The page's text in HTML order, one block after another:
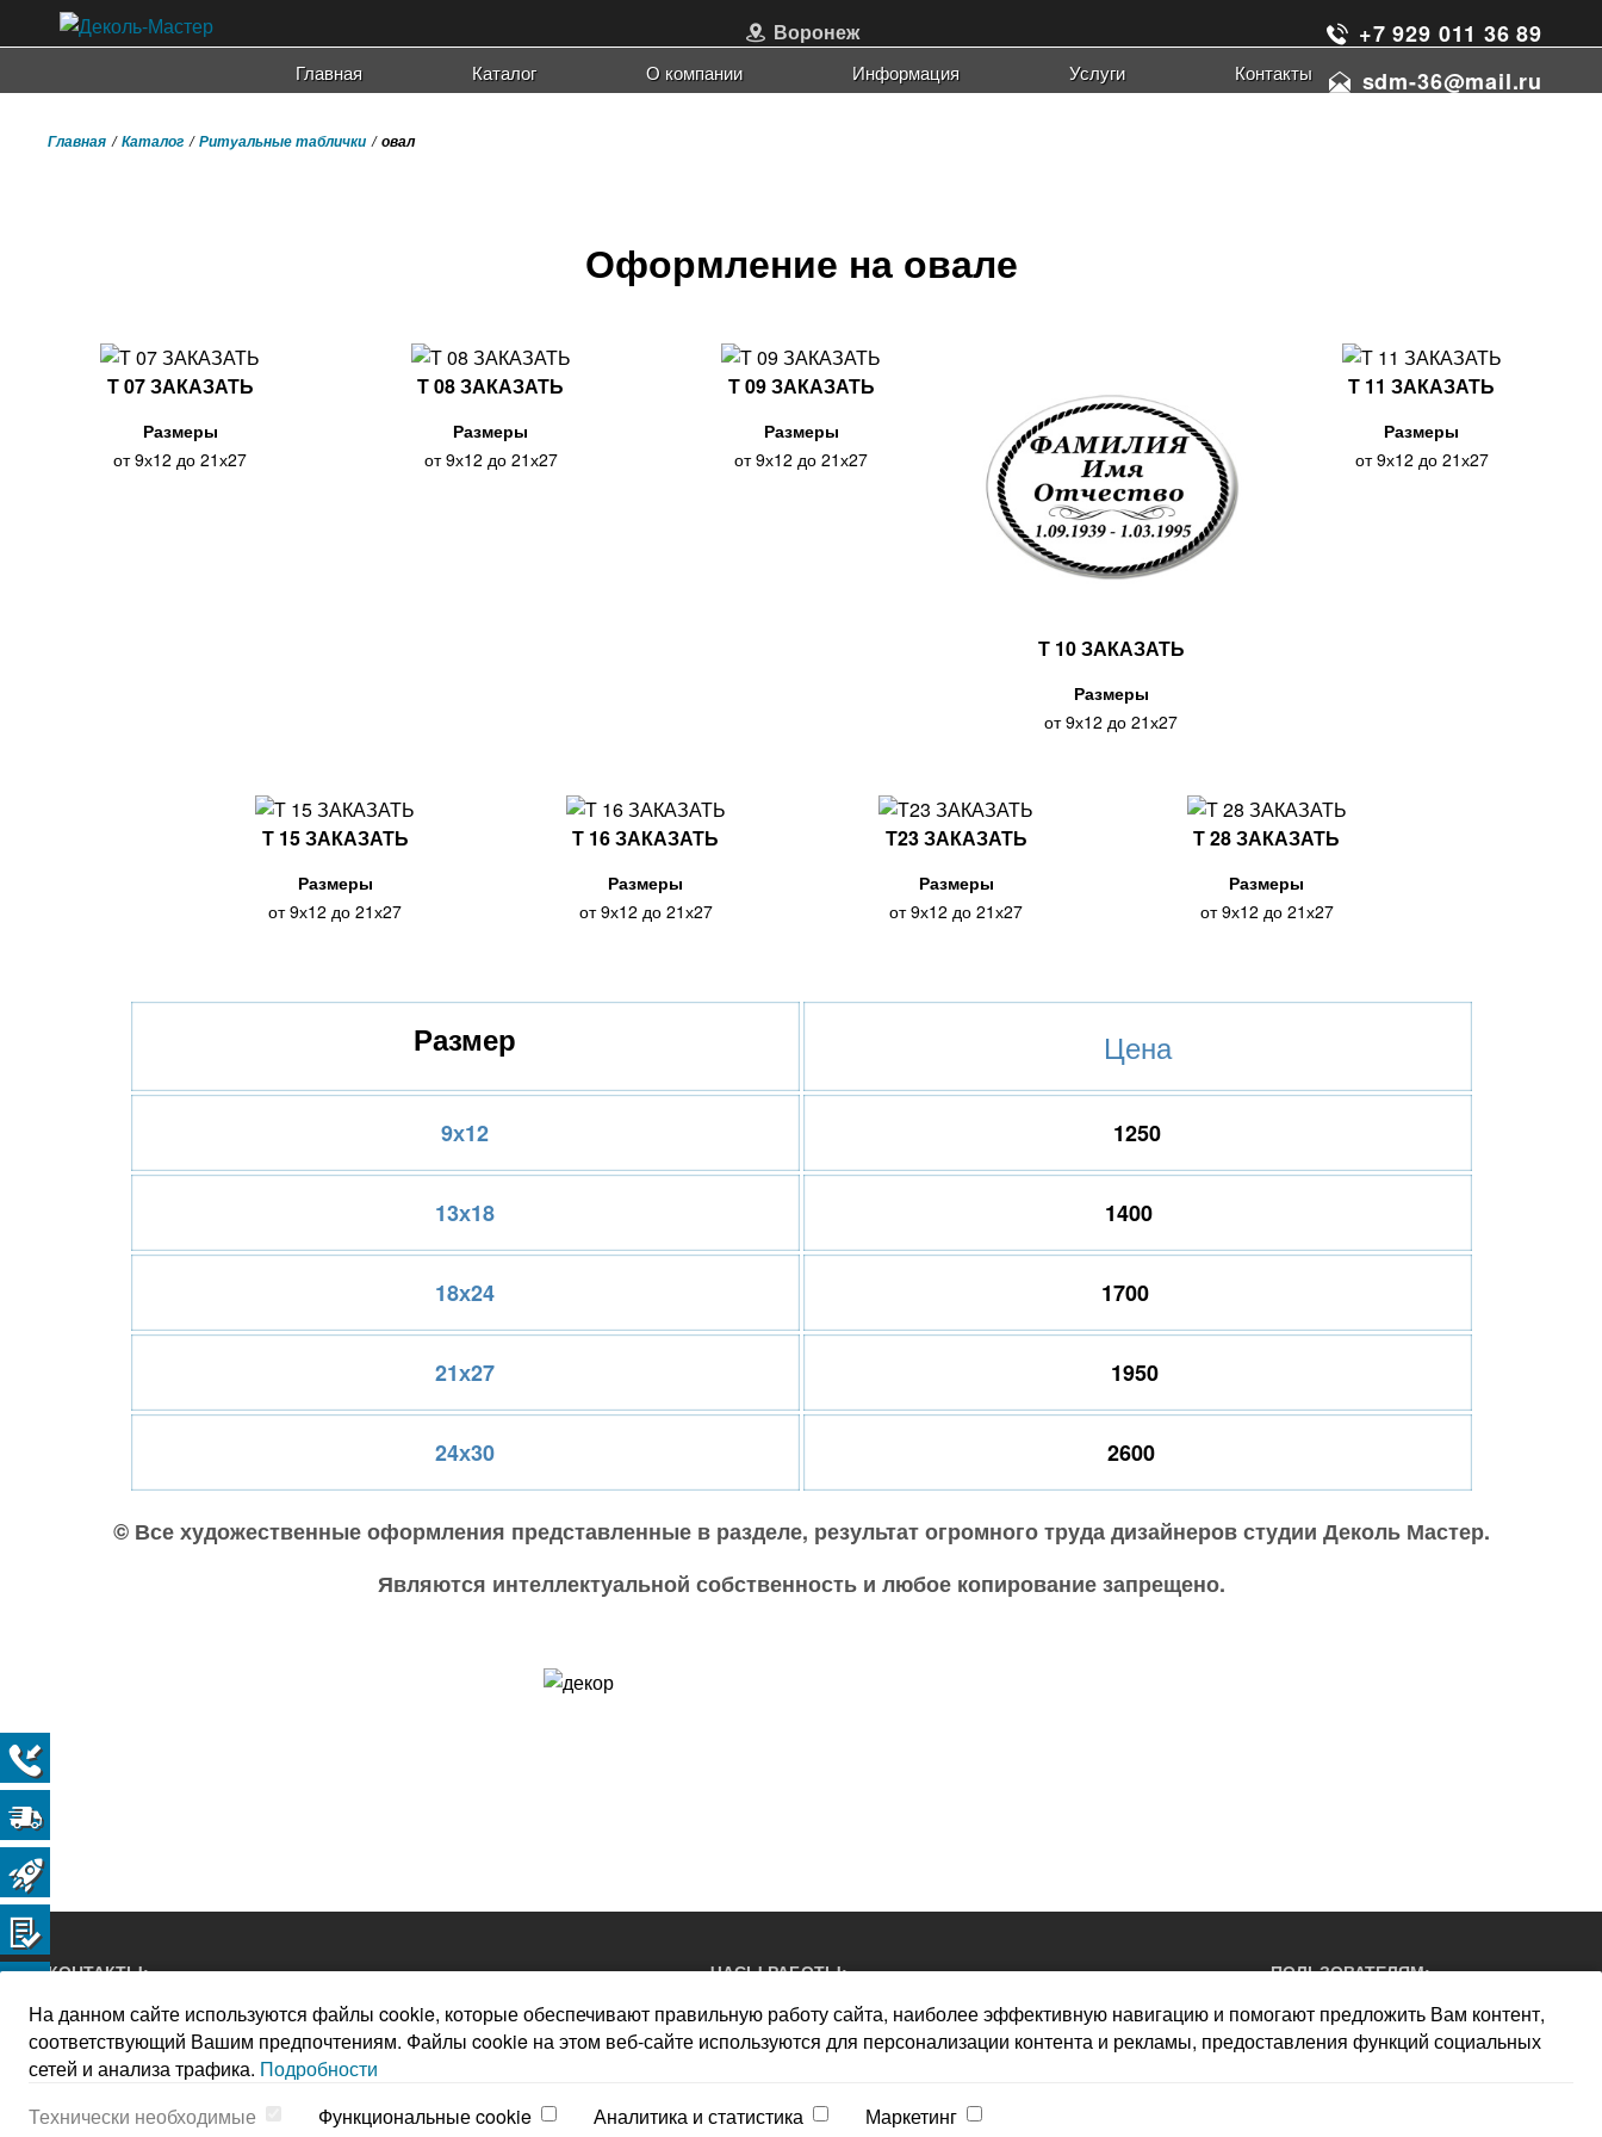
Воронеж
Офис ЗАКРЫТ
+7 929 011 36 89
sdm-36@mail.ru
Главная Каталог О компании Информация Услуги Контакты
Главная Каталог Ритуальные таблички овал
Оформление на овале
Т 07 ЗАКАЗАТЬ
Размеры
от 9х12 до 21х27
Т 08 ЗАКАЗАТЬ
Размеры
от 9х12 до 21х27
Т 09 ЗАКАЗАТЬ
Размеры
от 9х12 до 21х27
Т 10 ЗАКАЗАТЬ
Размеры
от 9х12 до 21х27
Т 11 ЗАКАЗАТЬ
Размеры
от 9х12 до 21х27
Т 15 ЗАКАЗАТЬ
Размеры
от 9х12 до 21х27
Т 16 ЗАКАЗАТЬ
Размеры
от 9х12 до 21х27
Т23 ЗАКАЗАТЬ
Размеры
от 9х12 до 21х27
Т 28 ЗАКАЗАТЬ
Размеры
от 9х12 до 21х27
Размер Цена
9х12 1250
13х18 1400
18х24 1700
21х27 1950
24х30 2600
© Все художественные оформления представленные в разделе, результат огромного труда дизайнеров студии Деколь Мастер.
Являются интеллектуальной собственность и любое копирование запрещено.
КОНТАКТЫ:
+7 929 011 36 89
+7 901 993 91 31
ЧАСЫ РАБОТЫ:
пн - пт: 10.00-18.00
ПОЛЬЗОВАТЕЛЯМ:
Карта сайта
На данном сайте используются файлы cookie, которые обеспечивают правильную работу сайта, наиболее эффективную навигацию и помогают предложить Вам контент,
соответствующий Вашим предпочтениям. Файлы cookie на этом веб-сайте используются для персонализации контента и рекламы, предоставления функций социальных
сетей и анализа трафика. Подробности
Технически необходимые
Функциональные cookie Аналитика и статистика Маркетинг